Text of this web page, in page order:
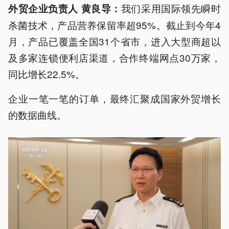
外贸企业负责人 黄良导： 我们采用国际领先瞬时
杀菌技术，产品营养保留率超95%。截止到今年4
月，产品已覆盖全国31个省市，进入大型商超以
及多家连锁便利店渠道，合作终端网点30万家，
同比增长22.5%。
企业一笔一笔的订单，最终汇聚成国家外贸增长
的数据曲线。